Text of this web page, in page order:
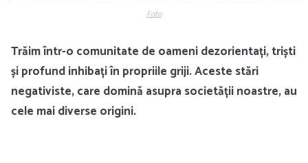
Foto
Trăim într-o comunitate de oameni dezorientați, triști
și profund inhibați în propriile griji. Aceste stări
negativiste, care domină asupra societății noastre, au
cele mai diverse origini.